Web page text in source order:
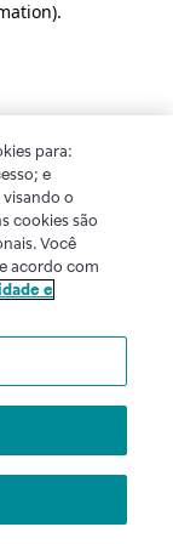
.
para:
e
o
cookies são
Você
acordo com
e